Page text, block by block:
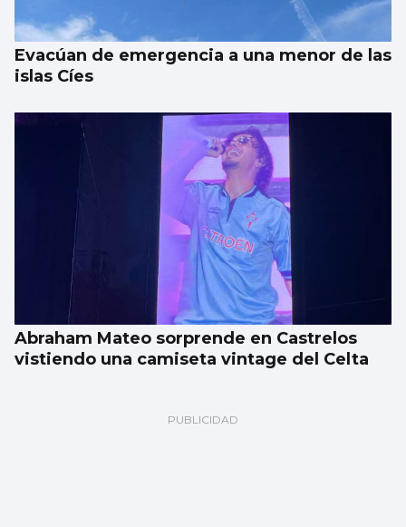
Evacúan de emergencia a una menor de las
islas Cíes
Abraham Mateo sorprende en Castrelos
vistiendo una camiseta vintage del Celta